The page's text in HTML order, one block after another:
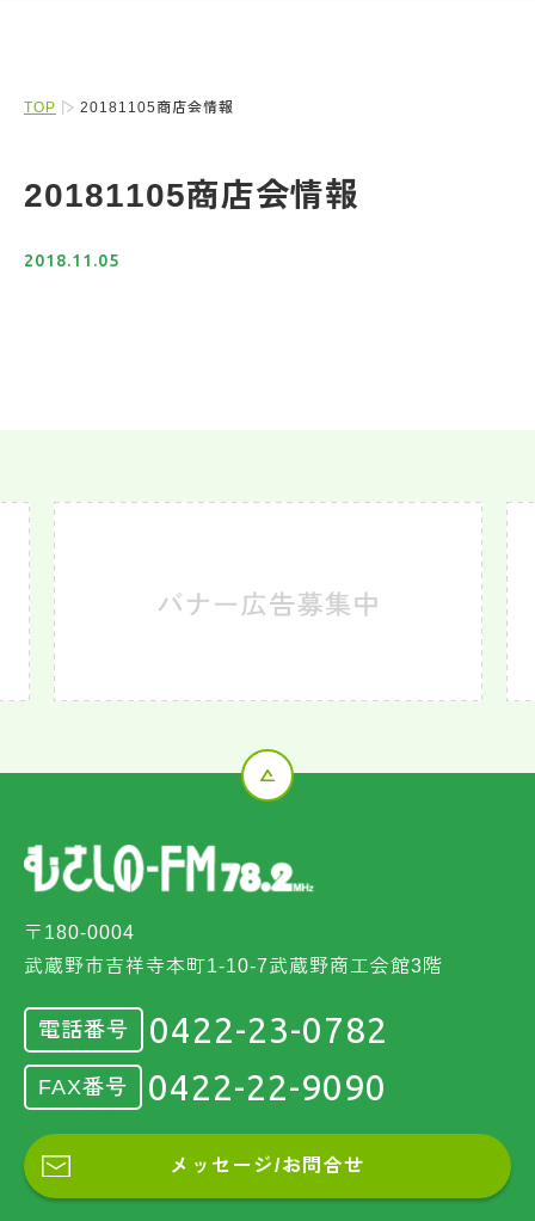
TOP 20181105商店会情報
20181105商店会情報
2018.11.05
〒180-0004
武蔵野市吉祥寺本町1-10-7武蔵野商工会館3階
電話番号 0422-23-0782
FAX番号 0422-22-9090
メッセージ/お問合せ